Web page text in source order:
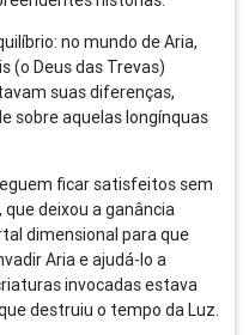
no mundo de Aria,
(o Deus das Trevas)
suas diferenças,
sobre aquelas longínquas
ficar satisfeitos sem
deixou a ganância
dimensional para que
Aria e ajudá-lo a
invocadas estava
destruiu o tempo da Luz.